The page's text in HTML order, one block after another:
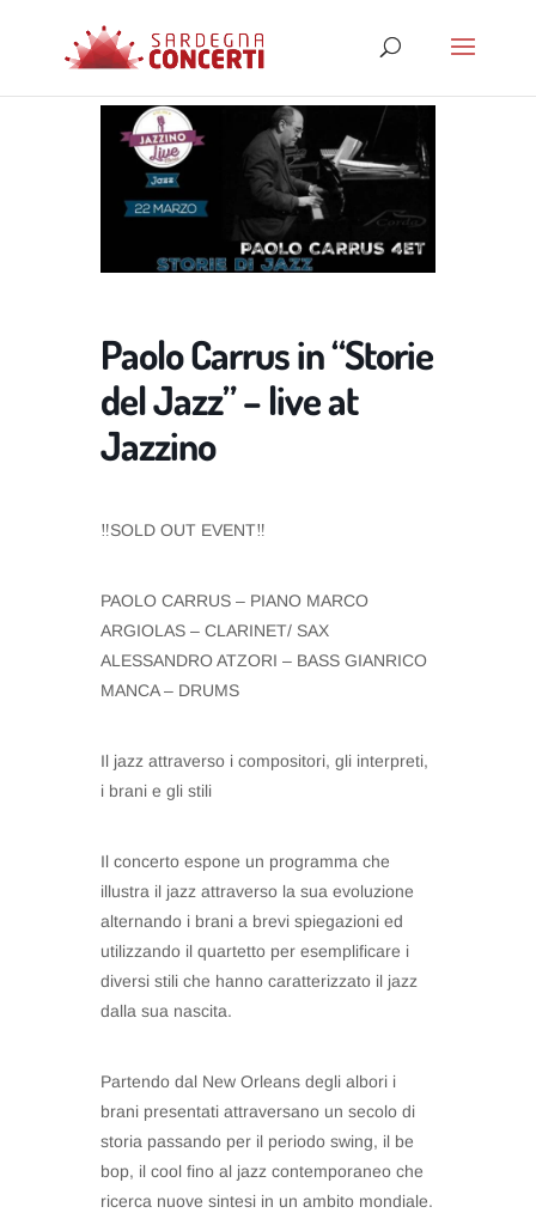
Paolo Carrus in “Storie
del Jazz” – live at
Jazzino
‼️SOLD OUT EVENT‼️
PAOLO CARRUS – PIANO MARCO
ARGIOLAS – CLARINET/ SAX
ALESSANDRO ATZORI – BASS GIANRICO
MANCA – DRUMS
Il jazz attraverso i compositori, gli interpreti,
i brani e gli stili
Il concerto espone un programma che
illustra il jazz attraverso la sua evoluzione
alternando i brani a brevi spiegazioni ed
utilizzando il quartetto per esemplificare i
diversi stili che hanno caratterizzato il jazz
dalla sua nascita.
Partendo dal New Orleans degli albori i
brani presentati attraversano un secolo di
storia passando per il periodo swing, il be
bop, il cool fino al jazz contemporaneo che
ricerca nuove sintesi in un ambito mondiale.